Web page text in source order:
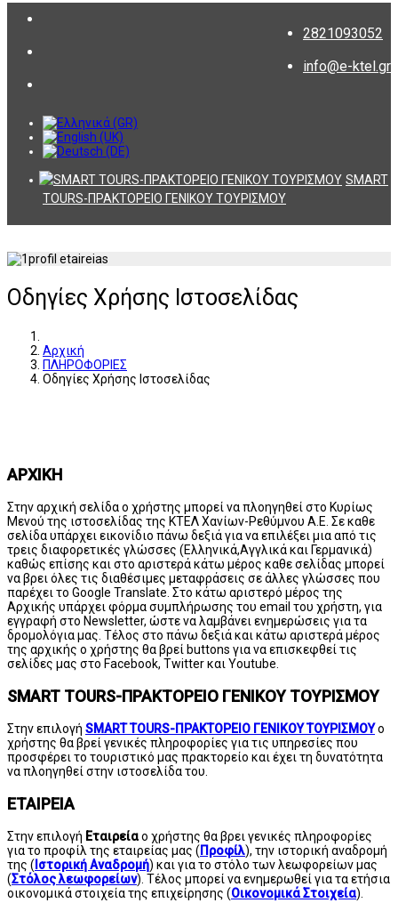
2821093052
info@e-ktel.gr
SMART
TOURS-ΠΡΑΚΤΟΡΕΙΟ ΓΕΝΙΚΟΥ ΤΟΥΡΙΣΜΟΥ
Οδηγίες Χρήσης Ιστοσελίδας
Αρχική
ΠΛΗΡΟΦΟΡΙΕΣ
Οδηγίες Χρήσης Ιστοσελίδας
ΑΡΧΙΚΗ
Στην αρχική σελίδα ο χρήστης μπορεί να πλοηγηθεί στο Κυρίως
Μενού της ιστοσελίδας της ΚΤΕΛ Χανίων-Ρεθύμνου A.E. Σε καθε
σελίδα υπάρχει εικονίδιο πάνω δεξιά για να επιλέξει μια από τις
τρεις διαφορετικές γλώσσες (Ελληνικά,Αγγλικά και Γερμανικά)
καθώς επίσης και στο αριστερά κάτω μέρος καθε σελίδας μπορεί
να βρει όλες τις διαθέσιμες μεταφράσεις σε άλλες γλώσσες που
παρέχει το Google Translate. Στο κάτω αριστερό μέρος της
Αρχικής υπάρχει φόρμα συμπλήρωσης του email του χρήστη, για
εγγραφή στο Newsletter, ώστε να λαμβάνει ενημερώσεις για τα
δρομολόγια μας. Τέλος στο πάνω δεξιά και κάτω αριστερά μέρος
της αρχικής ο χρήστης θα βρεί buttons για να επισκεφθεί τις
σελίδες μας στο Facebook, Twitter και Youtube.
SMART TOURS-ΠΡΑΚΤΟΡΕΙΟ ΓΕΝΙΚΟΥ ΤΟΥΡΙΣΜΟΥ
Στην επιλογή SMART TOURS-ΠΡΑΚΤΟΡΕΙΟ ΓΕΝΙΚΟΥ ΤΟΥΡΙΣΜΟΥο
χρήστης θα βρεί γενικές πληροφορίες για τις υπηρεσίες που
προσφέρει το τουριστικό μας πρακτορείο και έχει τη δυνατότητα
να πλοηγηθεί στην ιστοσελίδα του.
ΕΤΑΙΡΕΙΑ
Στην επιλογή Εταιρείαο χρήστης θα βρει γενικές πληροφορίες
για το προφίλ της εταιρείας μας (Προφίλ), την ιστορική αναδρομή
της (Ιστορική Αναδρομή) και για το στόλο των λεωφορείων μας
(Στόλος λεωφορείων). Τέλος μπορεί να ενημερωθεί για τα ετήσια
οικονομικά στοιχεία της επιχείρησης (Οικονομικά Στοιχεία).